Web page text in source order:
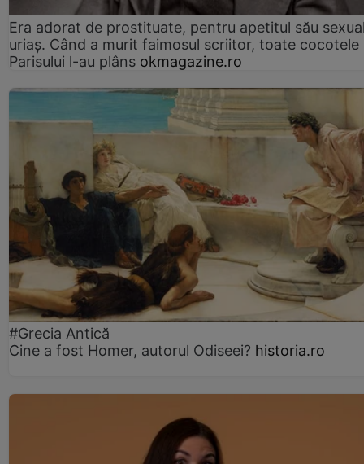
Era adorat de prostituate, pentru apetitul său
uriaș. Când a murit faimosul scriitor, toate cocotele
Parisului l-au plâns okmagazine.ro
#Grecia Antică
Cine a fost Homer, autorul Odiseei? historia.ro